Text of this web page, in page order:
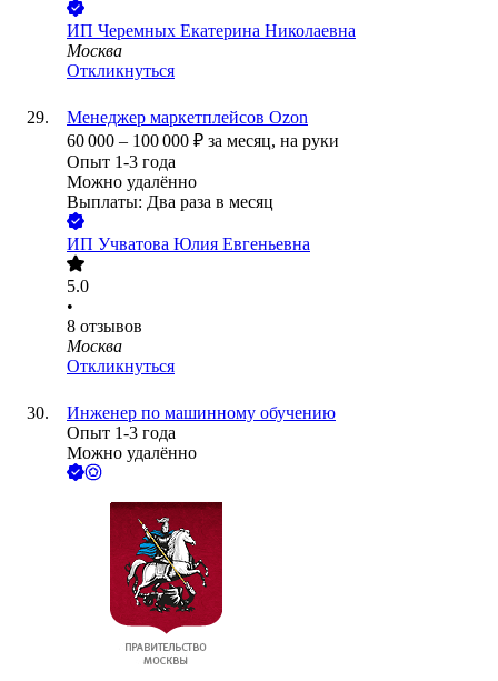
ИП Черемных Екатерина Николаевна
Москва
Откликнуться
Менеджер маркетплейсов Ozon
60 000 – 100 000 ₽ за месяц, на руки
Опыт 1-3 года
Можно удалённо
Выплаты: Два раза в месяц
ИП Учватова Юлия Евгеньевна
5.0
•
8 отзывов
Москва
Откликнуться
Инженер по машинному обучению
Опыт 1-3 года
Можно удалённо